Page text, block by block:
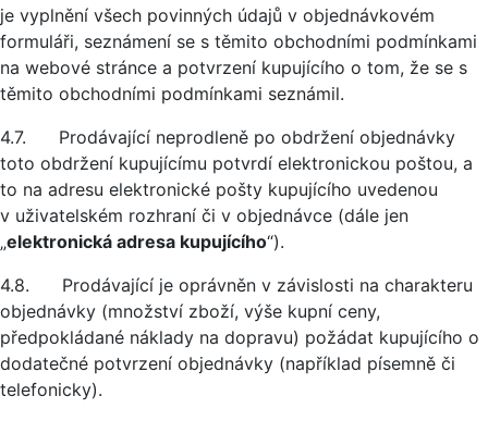
je vyplnění všech povinných údajů v objednávkovém
formuláři, seznámení se s těmito obchodními podmínkami
na webové stránce a potvrzení kupujícího o tom, že se s
těmito obchodními podmínkami seznámil.
4.7. Prodávající neprodleně po obdržení objednávky
toto obdržení kupujícímu potvrdí elektronickou poštou, a
to na adresu elektronické pošty kupujícího uvedenou
v uživatelském rozhraní či v objednávce (dále jen
„elektronická adresa kupujícího“).
4.8. Prodávající je oprávněn v závislosti na charakteru
objednávky (množství zboží, výše kupní ceny,
předpokládané náklady na dopravu) požádat kupujícího o
dodatečné potvrzení objednávky (například písemně či
telefonicky).